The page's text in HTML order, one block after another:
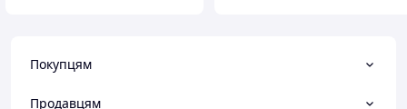
Покупцям
Продавцям